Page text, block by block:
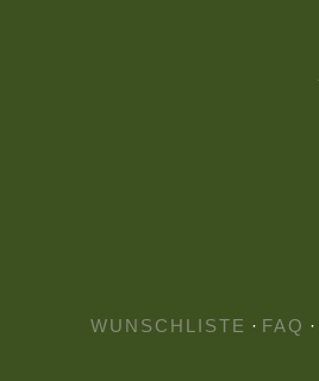
WUNSCHLISTE · FAQ ·